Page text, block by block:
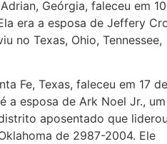
Geórgia, faleceu em 10
era a esposa de Jeffery
no Texas, Ohio, Tennessee,
Fe, Texas, faleceu em 17 de
a esposa de Ark Noel Jr., um
aposentado que
de 2987-2004. Ele